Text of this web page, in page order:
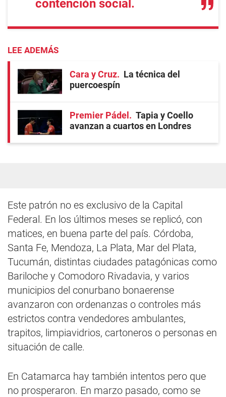
contención social.
LEE ADEMÁS
Cara y Cruz
La técnica del
puercoespín
Premier Pádel
Tapia y Coello
avanzan a cuartos en Londres
Este patrón no es exclusivo de la Capital
Federal. En los últimos meses se replicó, con
matices, en buena parte del país. Córdoba,
Santa Fe, Mendoza, La Plata, Mar del Plata,
Tucumán, distintas ciudades patagónicas como
Bariloche y Comodoro Rivadavia, y varios
municipios del conurbano bonaerense
avanzaron con ordenanzas o controles más
estrictos contra vendedores ambulantes,
trapitos, limpiavidrios, cartoneros o personas en
situación de calle.
En Catamarca hay también intentos pero que
no prosperaron. En marzo pasado, como se